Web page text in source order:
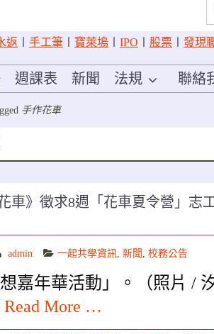
返 手工筆 寶萊塢 IPO 股票 發現
週課表 新聞 法規 聯絡
手作花車
車》徵求8週「花車夏令營」志
admin 一起共學資訊, 新聞 , 校務公告
嘉年華活動」。（照片 /
Read More …